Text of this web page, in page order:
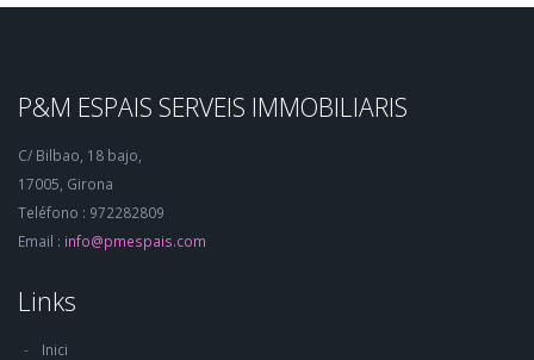
P&M ESPAIS SERVEIS IMMOBILIARIS
C/ Bilbao, 18 bajo,
17005, Girona
Teléfono : 972282809
Email : info@pmespais.com
Links
Inici